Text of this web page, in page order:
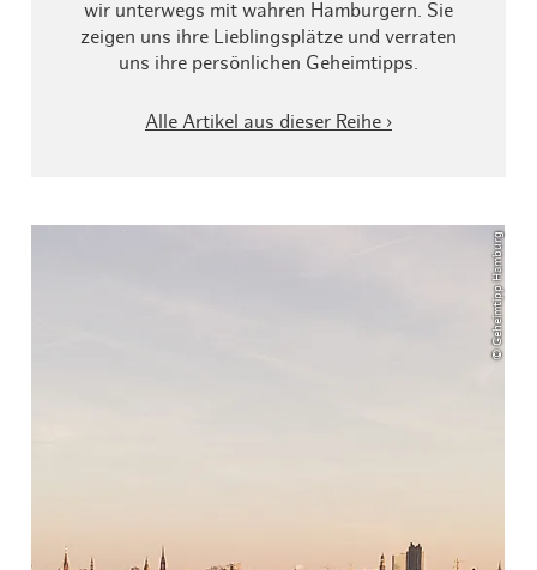
wir unterwegs mit wahren Hamburgern. Sie
zeigen uns ihre Lieblingsplätze und verraten
uns ihre persönlichen Geheimtipps.
Alle Artikel aus dieser Reihe ›
© Geheimtipp Hamburg